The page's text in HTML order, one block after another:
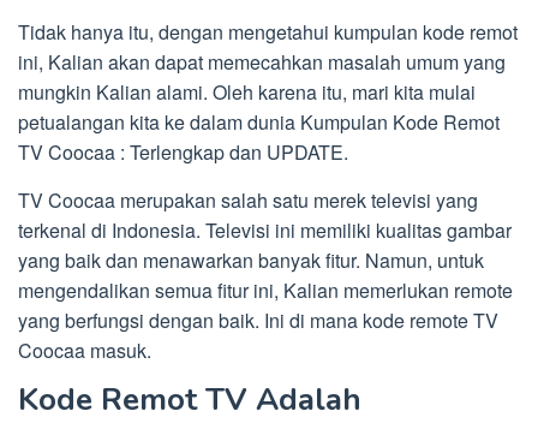
Tidak hanya itu, dengan mengetahui kumpulan kode remot
ini, Kalian akan dapat memecahkan masalah umum yang
mungkin Kalian alami. Oleh karena itu, mari kita mulai
petualangan kita ke dalam dunia Kumpulan Kode Remot
TV Coocaa : Terlengkap dan UPDATE.
TV Coocaa merupakan salah satu merek televisi yang
terkenal di Indonesia. Televisi ini memiliki kualitas gambar
yang baik dan menawarkan banyak fitur. Namun, untuk
mengendalikan semua fitur ini, Kalian memerlukan remote
yang berfungsi dengan baik. Ini di mana kode remote TV
Coocaa masuk.
Kode Remot TV Adalah